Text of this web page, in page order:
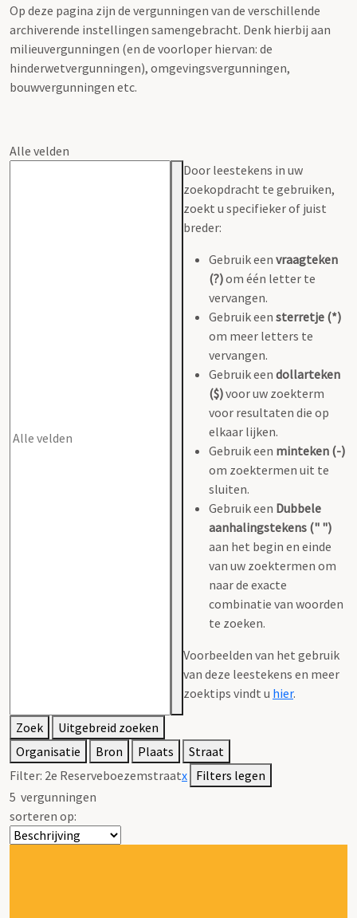
Op deze pagina zijn de vergunningen van de verschillende
archiverende instellingen samengebracht. Denk hierbij aan
milieuvergunningen (en de voorloper hiervan: de
hinderwetvergunningen), omgevingsvergunningen,
bouwvergunningen etc.
Alle velden
Door leestekens in uw
zoekopdracht te gebruiken,
zoekt u specifieker of juist
breder:
Gebruik een vraagteken
(?)om één letter te
vervangen.
Gebruik een sterretje (*)
om meer letters te
vervangen.
Gebruik een dollarteken
($)voor uw zoekterm
voor resultaten die op
elkaar lijken.
Gebruik een minteken (-)
om zoektermen uit te
sluiten.
Gebruik een Dubbele
aanhalingstekens (" ")
aan het begin en einde
van uw zoektermen om
naar de exacte
combinatie van woorden
te zoeken.
Voorbeelden van het gebruik
van deze leestekens en meer
zoektips vindt u hier.
Zoek
Uitgebreid zoeken
Organisatie
Bron Plaats
Straat
Filter: 2e Reserveboezemstraatx Filters legen
5 vergunningen
sorteren op: